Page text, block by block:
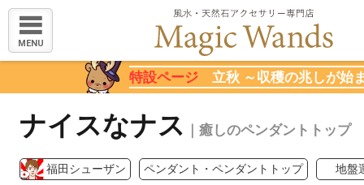
MENU
特設ページ立秋 ～収穫の兆しが始
ナイスなナス ｜癒しのペンダントトップ
福田シューザン ペンダント・ペンダントトップ 地盤